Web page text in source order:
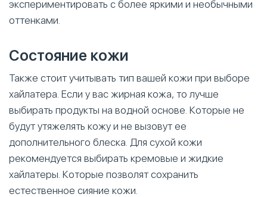
экспериментировать с более яркими и необычными
оттенками.
Состояние кожи
Также стоит учитывать тип вашей кожи при выборе
хайлатера. Если у вас жирная кожа, то лучше
выбирать продукты на водной основе. Которые не
будут утяжелять кожу и не вызовут ее
дополнительного блеска. Для сухой кожи
рекомендуется выбирать кремовые и жидкие
хайлатеры. Которые позволят сохранить
естественное сияние кожи.